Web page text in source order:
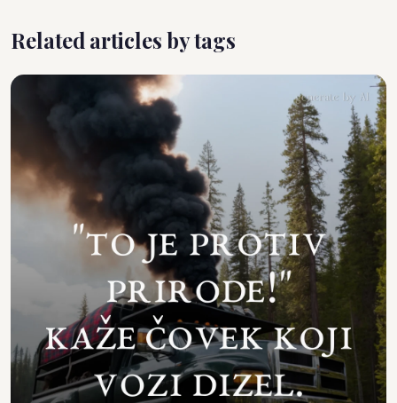
Related articles by tags